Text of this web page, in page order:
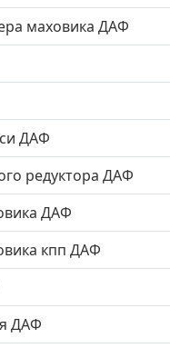
маховика ДАФ
ДАФ
редуктора ДАФ
ДАФ
кпп ДАФ
ДАФ